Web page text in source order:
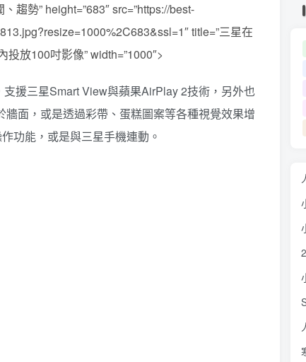
趨勢” height=”683″ src=”https://best-
title=”三星在
放100吋影像” width=”1000″>
援三星Smart View與蘋果AirPlay 2技術，另外也
面，或是透過彩帶、蛋糕圖案等各種視覺效果增
功能，或是與三星手機連動。